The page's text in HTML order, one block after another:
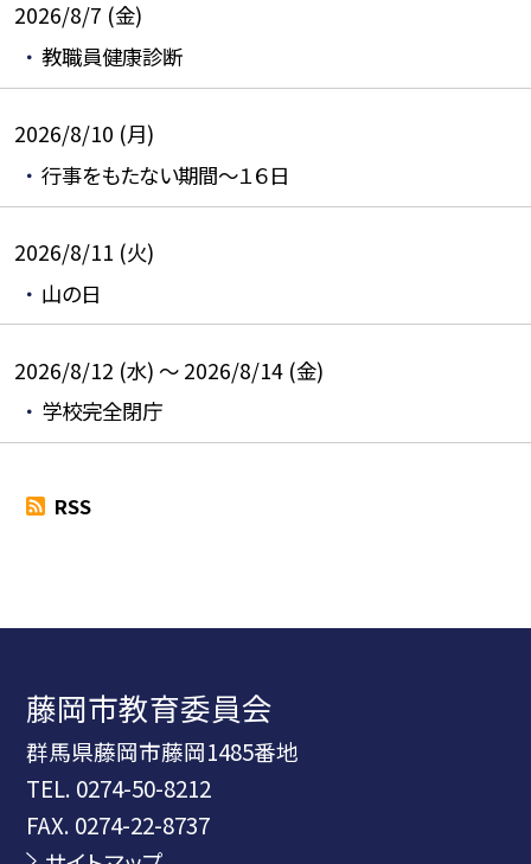
2026/8/7 (金)
教職員健康診断
2026/8/10 (月)
行事をもたない期間～１６日
2026/8/11 (火)
山の日
2026/8/12 (水) ～ 2026/8/14 (金)
学校完全閉庁
RSS
藤岡市教育委員会
群馬県藤岡市藤岡1485番地
TEL. 0274-50-8212
FAX. 0274-22-8737